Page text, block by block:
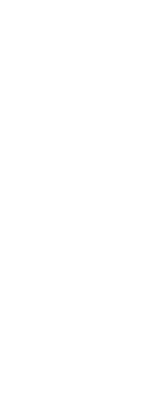
simultanée,
les fabricants
de votre projet et la base